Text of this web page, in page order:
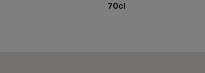
70cl